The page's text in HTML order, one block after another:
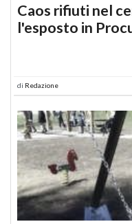
Caos rifiuti nel
l'esposto in
di Redazione